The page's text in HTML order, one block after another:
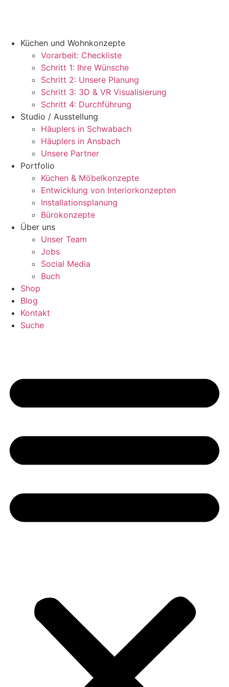
Küchen und Wohnkonzepte
Vorarbeit: Checkliste
Schritt 1: Ihre Wünsche
Schritt 2: Unsere Planung
Schritt 3: 3D & VR Visualisierung
Schritt 4: Durchführung
Studio / Ausstellung
Häuplers in Schwabach
Häuplers in Ansbach
Unsere Partner
Portfolio
Küchen & Möbelkonzepte
Entwicklung von Interiorkonzepten
Installationsplanung
Bürokonzepte
Über uns
Unser Team
Jobs
Social Media
Buch
Shop
Blog
Kontakt
Suche